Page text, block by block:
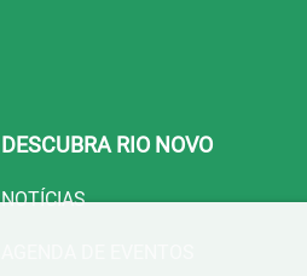
DESCUBRA RIO NOVO
NOTÍCIAS